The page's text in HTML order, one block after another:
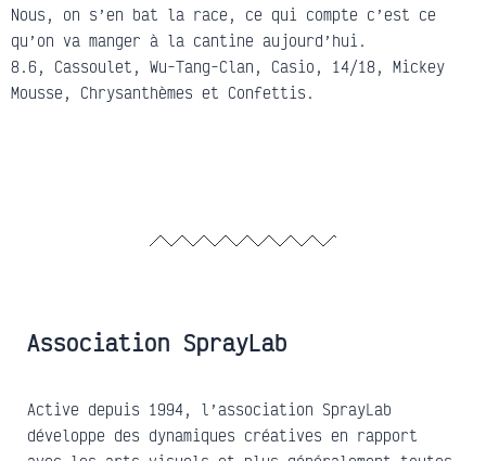
Nous, on s’en bat la race, ce qui compte c’est ce
qu’on va manger à la cantine aujourd’hui.
8.6, Cassoulet, Wu-Tang-Clan, Casio, 14/18, Mickey
Mousse, Chrysanthèmes et Confettis.
Association SprayLab
Active depuis 1994, l’association SprayLab
développe des dynamiques créatives en rapport